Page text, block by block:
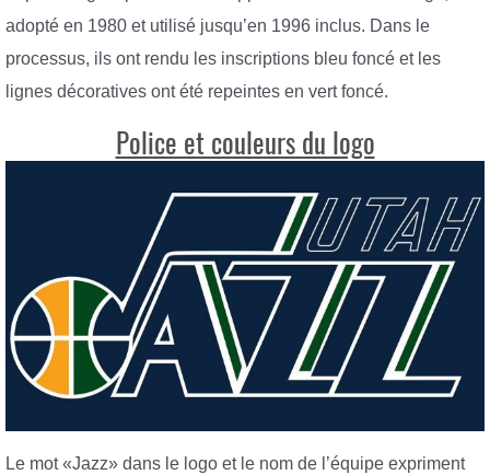
adopté en 1980 et utilisé jusqu’en 1996 inclus. Dans le
processus, ils ont rendu les inscriptions bleu foncé et les
lignes décoratives ont été repeintes en vert foncé.
Police et couleurs du logo
Le mot «Jazz» dans le logo et le nom de l’équipe expriment